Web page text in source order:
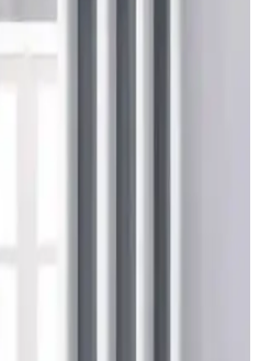
Sugar Duvar Rengine
Etkileri
görünümünü yumuşatırken
yanlış kullanım mekanda görsel